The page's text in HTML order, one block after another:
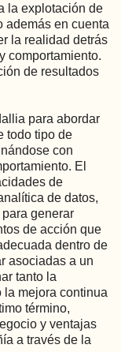
la explotación de
además en cuenta
la realidad detrás
comportamiento.
de resultados
para abordar
todo tipo de
con
El
de
de datos,
generar
de acción que
dentro de
asociadas a un
tanto la
mejora continua
término,
y ventajas
a través de la